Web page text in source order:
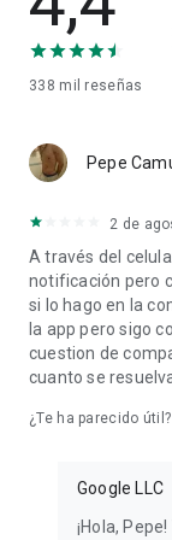
Síguenos para
LinkedIn:
Facebook:
Instagram:
YouTube: https://
338 mil reseñas
Pepe
2 de
A través del
notificación pero
si lo hago en la
la app pero sigo
cuestion de
cuanto se
¿Te ha parecido útil?
Google LLC
¡Hola,